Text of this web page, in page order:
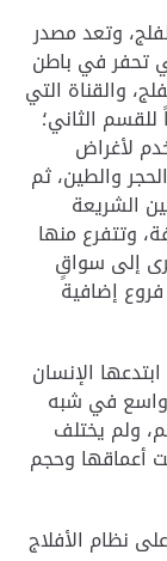
وتعد مصدر
تحفر في باطن
والقناة التي
الثاني؛
لأغراض
والطين، ثم
الشريعة
وتتفرع منها
إلى سواقٍ
إضافية
الإنسان
في شبه
ولم يختلف
أعماقها وحجم
نظام الأفلاج